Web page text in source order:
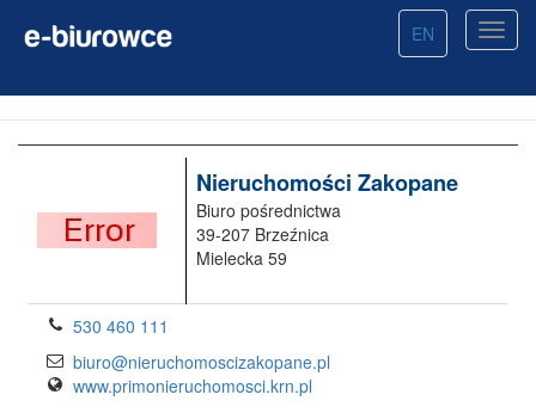
EN
Nieruchomości Zakopane
Biuro pośrednictwa
39-207 Brzeźnica
Mielecka 59
530 460 111
biuro@nieruchomoscizakopane.pl
www.primonieruchomosci.krn.pl